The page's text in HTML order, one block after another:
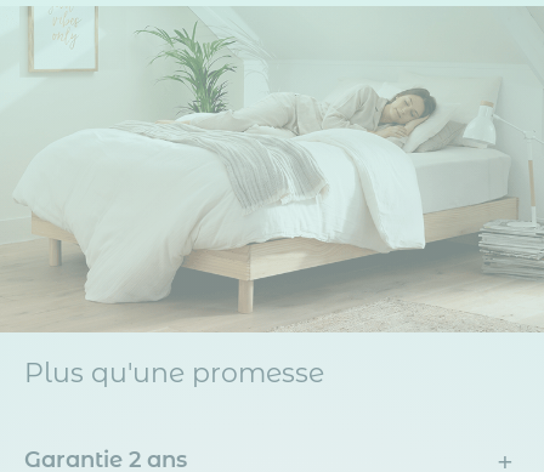
Plus qu'une promesse
Garantie 2 ans +